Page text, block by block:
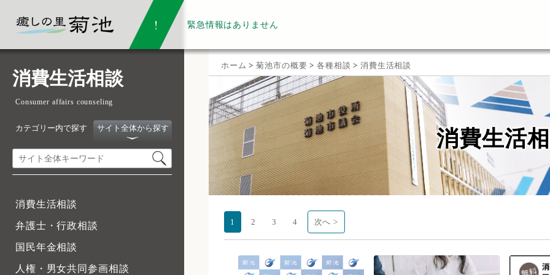
緊急情報はありません
消費生活相談
Consumer affairs counseling
カテゴリー内で探す サイト全体から探す
消費生活相談
弁護士・行政相談
国民年金相談
人権・男女共同参画相談
ホーム >菊池市の概要 > 各種相談 >消費生活相談
消費生活
1 2 3 4 次へ >